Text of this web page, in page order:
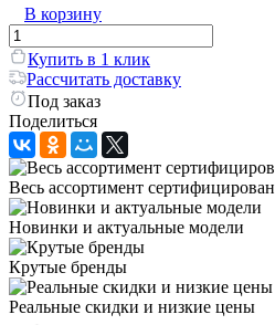
В корзину
Купить в 1 клик
Рассчитать доставку
Под заказ
Поделиться
Весь ассортимент сертифицирован
Новинки и актуальные модели
Крутые бренды
Реальные скидки и низкие цены